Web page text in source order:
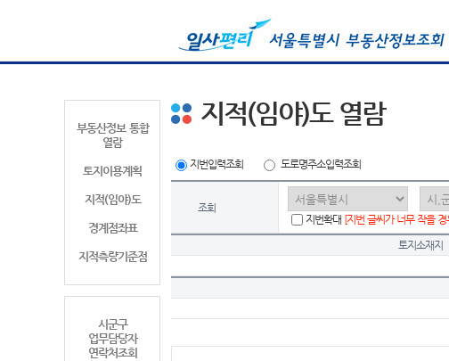
부동산정보 통합
열람
토지이용계획
지적(임야)도
경계점좌표
지적측량기준점
시군구
업무담당자
연락처조회
지적(임야)도 열람
지번입력조회 도로명주소입력조회
조회
지번확대 [지번 글씨가 너무 작을
토지소재지